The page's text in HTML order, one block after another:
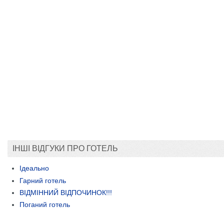
ІНШІ ВІДГУКИ ПРО ГОТЕЛЬ
Ідеально
Гарний готель
ВІДМІННИЙ ВІДПОЧИНОК!!!
Поганий готель